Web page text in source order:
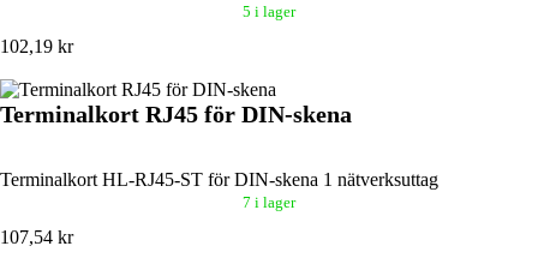
5 i lager
102,19 kr
Terminalkort RJ45 för DIN-skena
Terminalkort HL-RJ45-ST för DIN-skena 1 nätverksuttag
7 i lager
107,54 kr